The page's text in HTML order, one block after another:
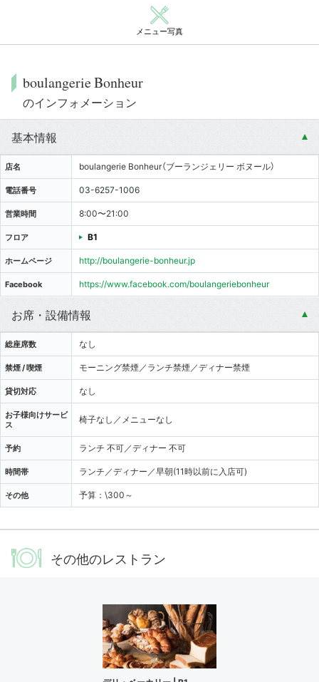
メニュー写真
boulangerie Bonheur
のインフォメーション
基本情報
店名 boulangerie Bonheur（ブーランジェリー ボヌール）
電話番号 03-6257-1006
営業時間 8:00〜21:00
フロア B1
ホームページ http://boulangerie-bonheur.jp
Facebook https://www.facebook.com/boulangeriebonheur
お席・設備情報
総座席数 なし
禁煙 / 喫煙 モーニング禁煙／ランチ禁煙／ディナー禁煙
貸切対応 なし
お子様向けサービ
ス
椅子なし／メニューなし
予約 ランチ 不可／ディナー 不可
時間帯 ランチ／ディナー／早朝(11時以前に入店可)
その他 予算：\300～
その他のレストラン